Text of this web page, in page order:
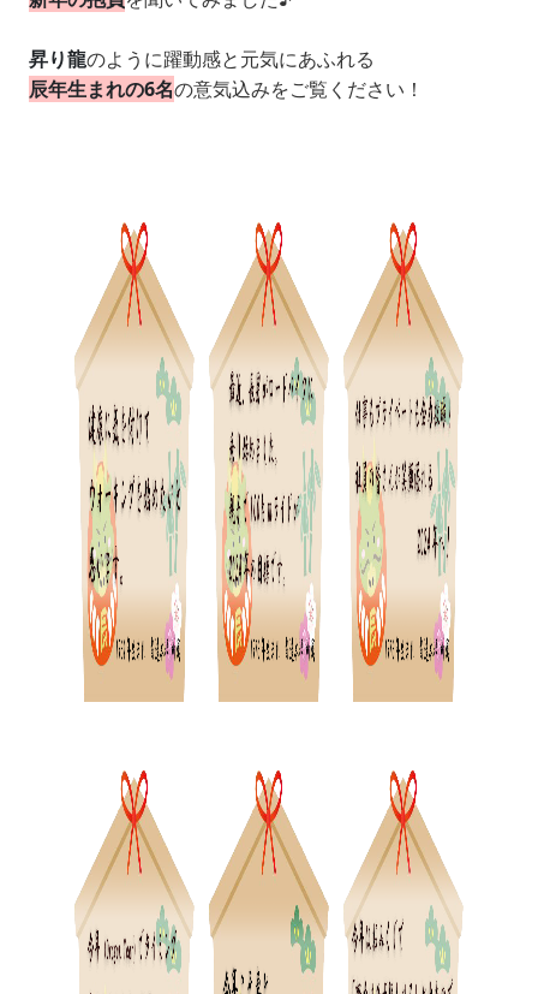
昇り龍のように躍動感と元気にあふれる
辰年生まれの6名の意気込みをご覧ください！